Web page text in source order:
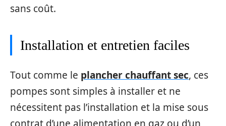
sans coût.
Installation et entretien faciles
Tout comme le plancher chauffant sec, ces
pompes sont simples à installer et ne
nécessitent pas l’installation et la mise sous